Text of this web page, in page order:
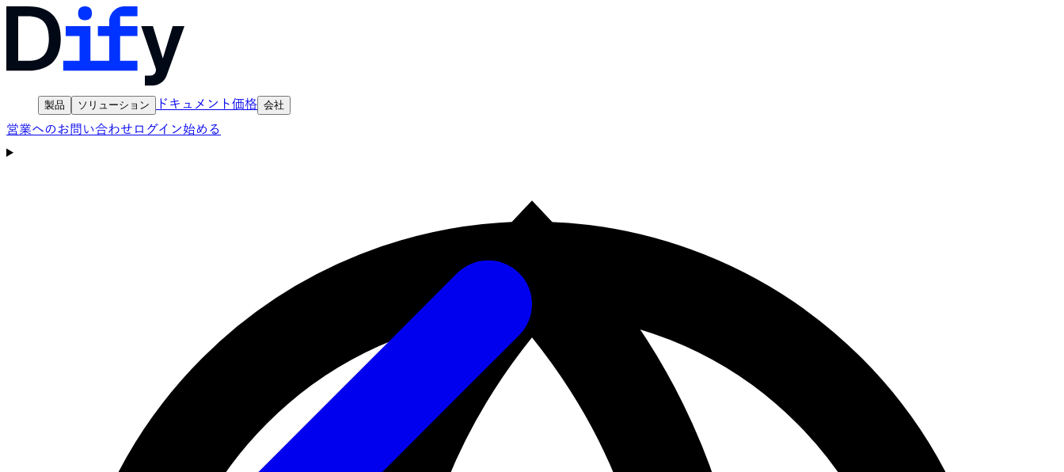
製品 ソリューション ドキュメント価格 会社
営業へのお問い合わせログイン始める